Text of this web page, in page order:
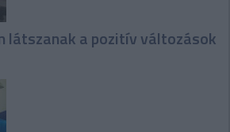
látszanak a pozitív változások